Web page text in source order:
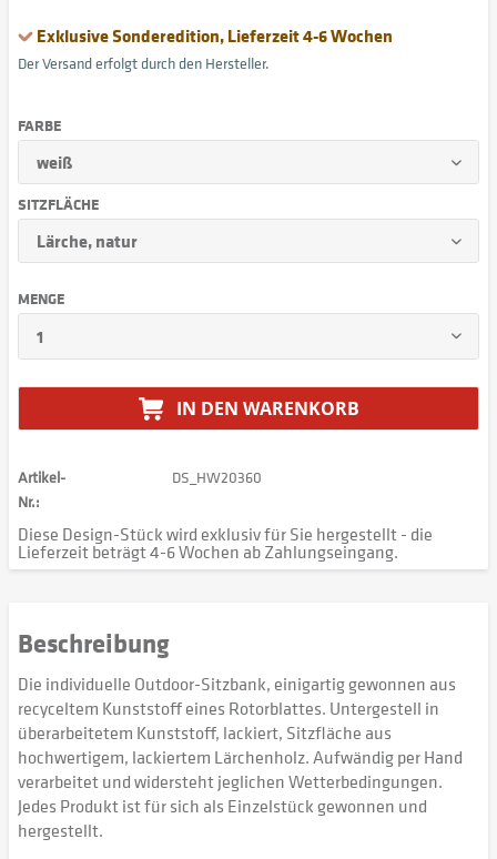
Exklusive Sonderedition, Lieferzeit 4-6 Wochen
Der Versand erfolgt durch den Hersteller.
FARBE
SITZFLÄCHE
MENGE
IN DEN WARENKORB
Artikel-
Nr.:
DS_HW20360
Diese Design-Stück wird exklusiv für Sie hergestellt - die
Lieferzeit beträgt 4-6 Wochen ab Zahlungseingang.
Beschreibung
Die individuelle Outdoor-Sitzbank, einigartig gewonnen aus
recyceltem Kunststoff eines Rotorblattes. Untergestell in
überarbeitetem Kunststoff, lackiert, Sitzfläche aus
hochwertigem, lackiertem Lärchenholz. Aufwändig per Hand
verarbeitet und widersteht jeglichen Wetterbedingungen.
Jedes Produkt ist für sich als Einzelstück gewonnen und
hergestellt.